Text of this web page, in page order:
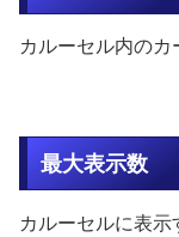
カルーセル内のカ
最大表示数
カルーセルに表示